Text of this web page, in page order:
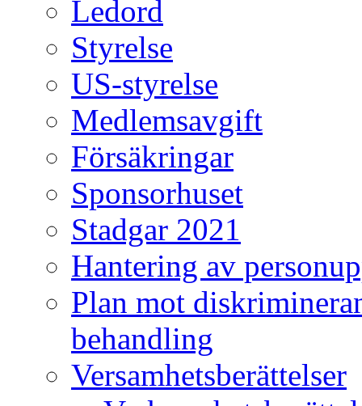
Ledord
Styrelse
US-styrelse
Medlemsavgift
Försäkringar
Sponsorhuset
Stadgar 2021
Hantering av
Plan mot
behandling
Versamhetsberättelser